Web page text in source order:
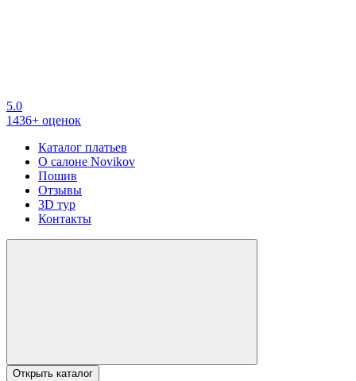
5.0
1436+ оценок
Каталог платьев
О салоне Novikov
Пошив
Отзывы
3D тур
Контакты
Открыть каталог